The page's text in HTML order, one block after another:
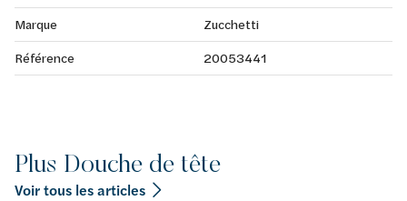
Marque
Zucchetti
Référence
20053441
Plus Douche de tête
Voir tous les articles